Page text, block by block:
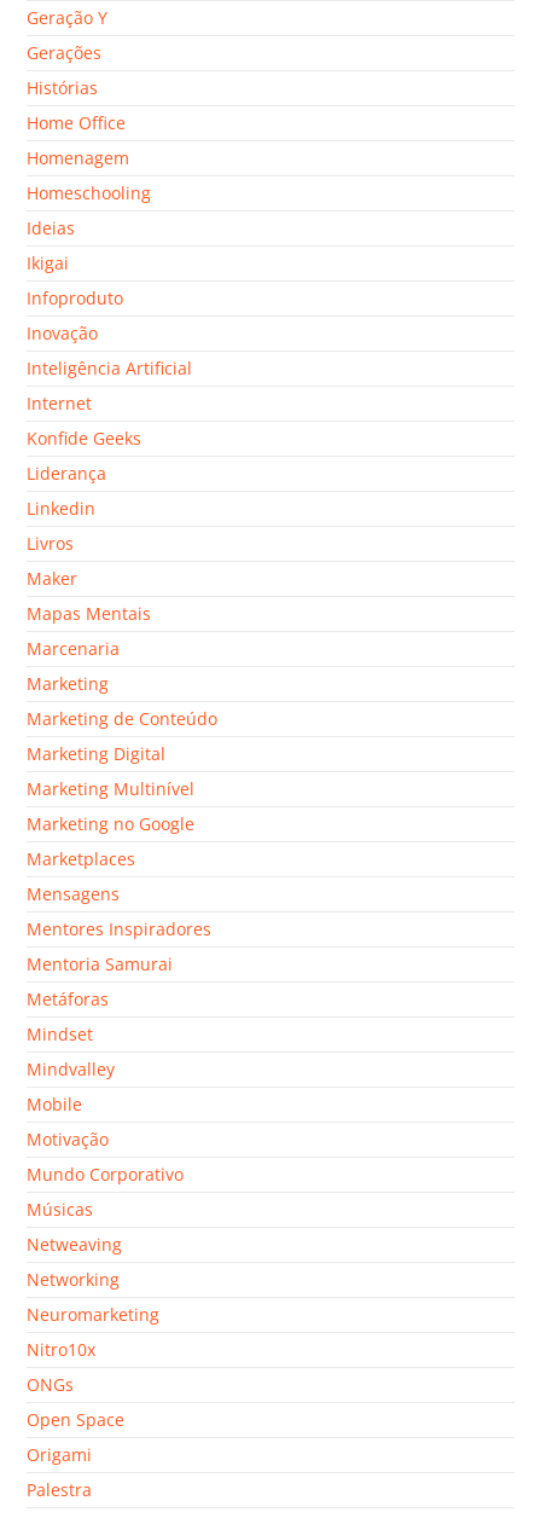
Geração Y
Gerações
Histórias
Home Office
Homenagem
Homeschooling
Ideias
Ikigai
Infoproduto
Inovação
Inteligência Artificial
Internet
Konfide Geeks
Liderança
Linkedin
Livros
Maker
Mapas Mentais
Marcenaria
Marketing
Marketing de Conteúdo
Marketing Digital
Marketing Multinível
Marketing no Google
Marketplaces
Mensagens
Mentores Inspiradores
Mentoria Samurai
Metáforas
Mindset
Mindvalley
Mobile
Motivação
Mundo Corporativo
Músicas
Netweaving
Networking
Neuromarketing
Nitro10x
ONGs
Open Space
Origami
Palestra